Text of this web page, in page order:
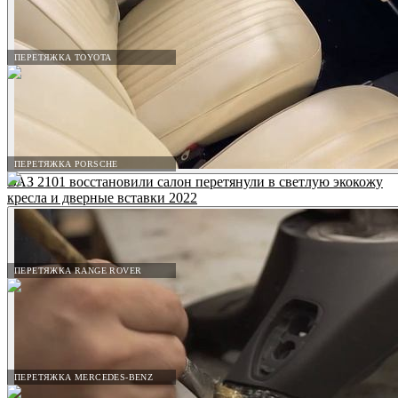
ПЕРЕТЯЖКА TOYOTA
ПЕРЕТЯЖКА PORSCHE
ПЕРЕТЯЖКА RANGE ROVER
ПЕРЕТЯЖКА MERCEDES-BENZ
ВАЗ 2101 восстановили салон перетянули в светлую экокожу
кресла и дверные вставки 2022